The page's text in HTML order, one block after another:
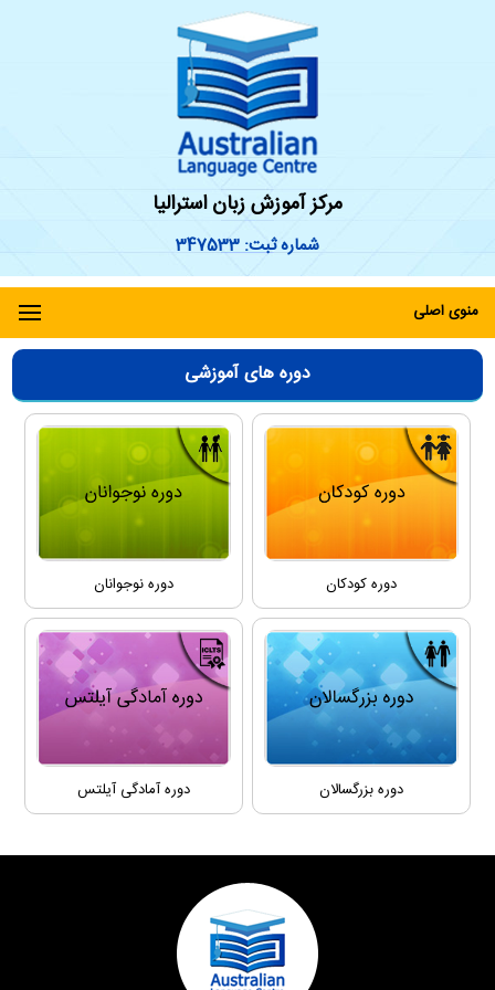
مرکز آموزش زبان استرالیا
شماره ثبت: 347533
منوی اصلی
دوره های آموزشی
دوره کودکان دوره نوجوانان
دوره بزرگسالان دوره آمادگی آیلتس